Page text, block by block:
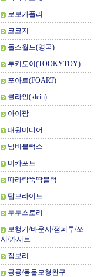
로보카폴리
코코지
돌스월드(영국)
투키토이(TOOKYTOY)
포아트(FOART)
클라인(klein)
아이팜
대원미디어
넘버블럭스
미카포트
따라락뚝딱블럭
탑브라이트
두두스토리
보행기/바운서/점퍼루/쏘
서/카시트
짐보리
공룡/동물모형완구